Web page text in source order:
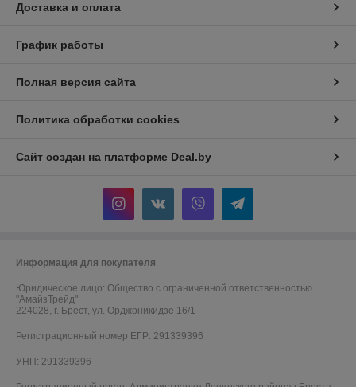
Доставка и оплата
График работы
Полная версия сайта
Политика обработки cookies
Сайт создан на платформе Deal.by
Информация для покупателя
Юридическое лицо: Общество с ограниченной ответственностью
"АмайзТрейд"
224028, г. Брест, ул. Орджоникидзе 16/1
Регистрационный номер ЕГР: 291339396
УНП: 291339396